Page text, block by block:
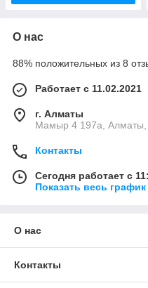
О нас
88% положительных из 8
Работает с 11.02.2021
г. Алматы
Мамыр 4 197а, Алматы,
Контакты
Сегодня работает с
Показать весь
О нас
Контакты